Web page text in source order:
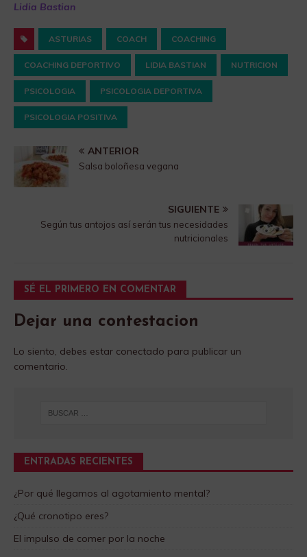
Lidia Bastian
ASTURIAS COACH COACHING
COACHING DEPORTIVO LIDIA BASTIAN NUTRICION
PSICOLOGIA PSICOLOGIA DEPORTIVA
PSICOLOGIA POSITIVA
ANTERIOR
Salsa boloñesa vegana
SIGUIENTE
Según tus antojos así serán tus necesidades
nutricionales
SÉ EL PRIMERO EN COMENTAR
Dejar una contestacion
Lo siento, debes estar conectado para publicar un
comentario.
ENTRADAS RECIENTES
¿Por qué llegamos al agotamiento mental?
¿Qué cronotipo eres?
El impulso de comer por la noche